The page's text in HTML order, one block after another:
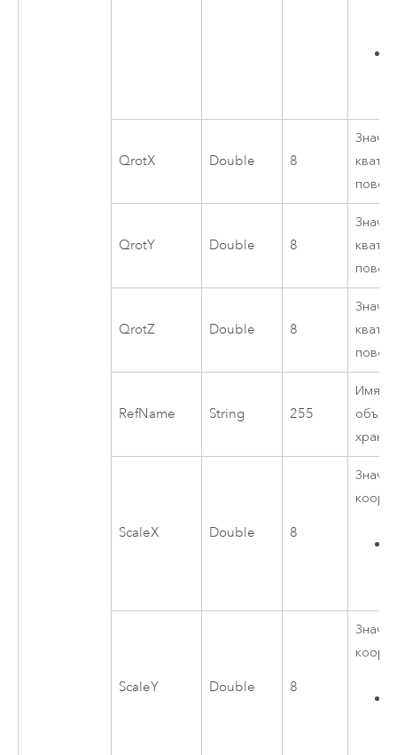
QrotX Double 8
QrotY Double 8
QrotZ Double 8
RefName String 255
Имя
ScaleX Double 8
ScaleY Double 8